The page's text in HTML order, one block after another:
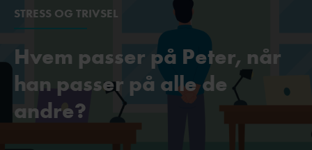
STRESS OG TRIVSEL
Hvem passer på Peter, når
han passer på alle de
andre?